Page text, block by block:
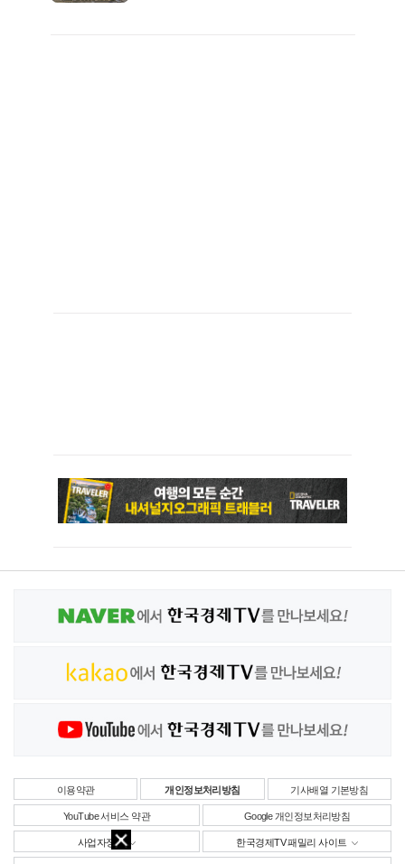
이용약관 개인정보처리방침 기사배열 기본방침
YouTube 서비스 약관 Google 개인정보처리방침
사업자정보 한국경제TV 패밀리 사이트